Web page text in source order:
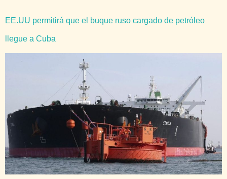
EE.UU permitirá que el buque ruso cargado de petróleo
llegue a Cuba